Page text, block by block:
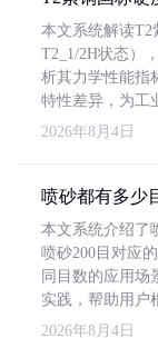
本文系统解读T2
T2_1/2H状态）
析其力学性能指
特性差异，为工
2026年8月4日
喷砂都有多少
本文系统介绍了
喷砂200目对应
同目数的应用场
实践，帮助用户
2026年8月4日